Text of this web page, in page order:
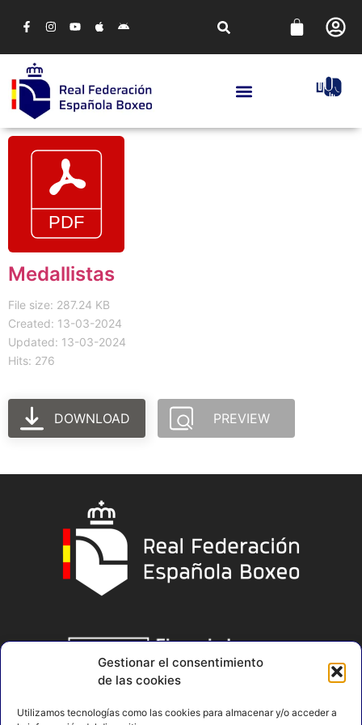
Gestionar el consentimiento
de las cookies
Utilizamos tecnologías como las cookies para almacenar y/o acceder a
Medallistas
File size: 287.24 KB
Created: 13-03-2024
Updated: 13-03-2024
Hits: 276
DOWNLOAD PREVIEW